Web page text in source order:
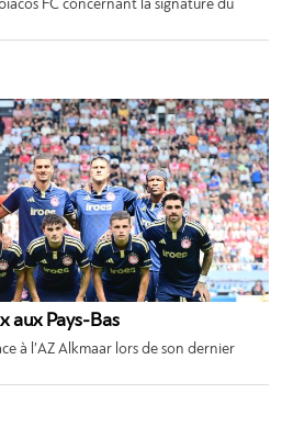
FC concernant la signature du
aux Pays-Bas
à l’AZ Alkmaar lors de son dernier